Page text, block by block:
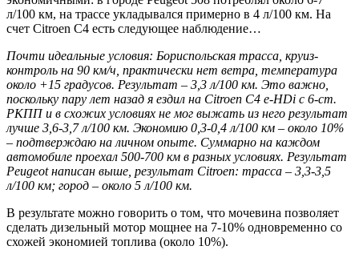
л/100 км, на трассе укладывался примерно в 4 л/100 км. На
счет Citroen C4 есть следующее наблюдение…
Почти идеальные условия: Бориспольская трасса, круиз-
контроль на 90 км/ч, практически нет ветра, температура
около +15 градусов. Результат – 3,3 л/100 км. Это важно,
поскольку пару лет назад я ездил на Citroen C4 e-HDi с 6-ст.
РКПП и в схожих условиях не мог выжать из него результат
лучше 3,6-3,7 л/100 км. Экономию 0,3-0,4 л/100 км – около 10%
– подтверждаю на личном опыте. Суммарно на каждом
автомобиле проехал 500-700 км в разных условиях. Результат
Peugeot написан выше, результат Citroen: трасса – 3,3-3,5
л/100 км; город – около 5 л/100 км.
В результате можно говорить о том, что мочевина позволяет
сделать дизельный мотор мощнее на 7-10% одновременно со
схожей экономией топлива (около 10%).